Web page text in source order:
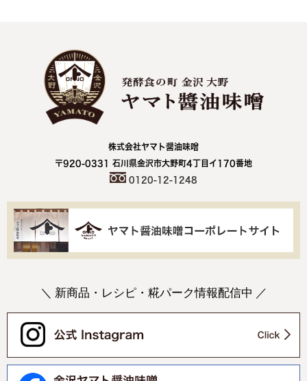
株式会社ヤマト醤油味噌
〒920-0331 石川県金沢市大野町4丁目イ170番地
0120-12-1248
＼ 新商品・レシピ・糀パーク情報配信中 ／